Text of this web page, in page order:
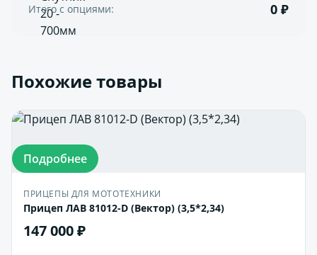
Итого с опциями: 0 ₽
Похожие товары
Подробнее
ПРИЦЕПЫ ДЛЯ МОТОТЕХНИКИ
Прицеп ЛАВ 81012-D (Вектор) (3,5*2,34)
147 000 ₽